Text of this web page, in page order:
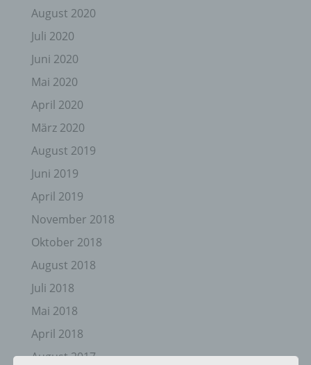
August 2020
Juli 2020
Juni 2020
Mai 2020
April 2020
März 2020
August 2019
Juni 2019
April 2019
November 2018
Oktober 2018
August 2018
Juli 2018
Mai 2018
April 2018
August 2017